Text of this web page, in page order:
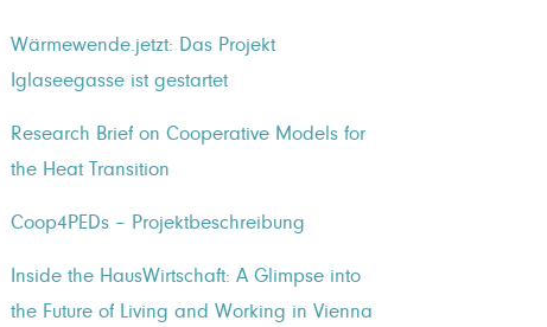
Wärmewende.jetzt: Das Projekt
Iglaseegasse ist gestartet
Research Brief on Cooperative Models for
the Heat Transition
Coop4PEDs – Projektbeschreibung
Inside the HausWirtschaft: A Glimpse into
the Future of Living and Working in Vienna